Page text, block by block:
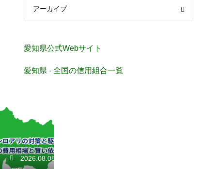
アーカイブ
愛知県公式Webサイト
愛知県 - 全国の信用組合一覧
2026.08.08